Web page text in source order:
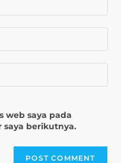
web saya pada
berikutnya.